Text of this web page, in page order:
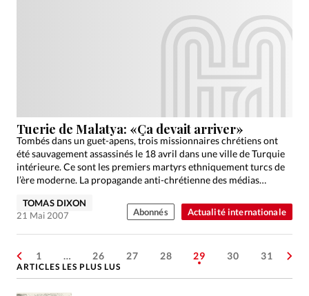
Actualité internationale
Tuerie de Malatya: «Ça devait arriver»
Tombés dans un guet-apens, trois missionnaires chrétiens ont
été sauvagement assassinés le 18 avril dans une ville de Turquie
intérieure. Ce sont les premiers martyrs ethniquement turcs de
l’ère moderne. La propagande anti-chrétienne des médias…
TOMAS DIXON
21 Mai 2007
Abonnés
1 … 26 27 28 29 30 31
ARTICLES LES PLUS LUS